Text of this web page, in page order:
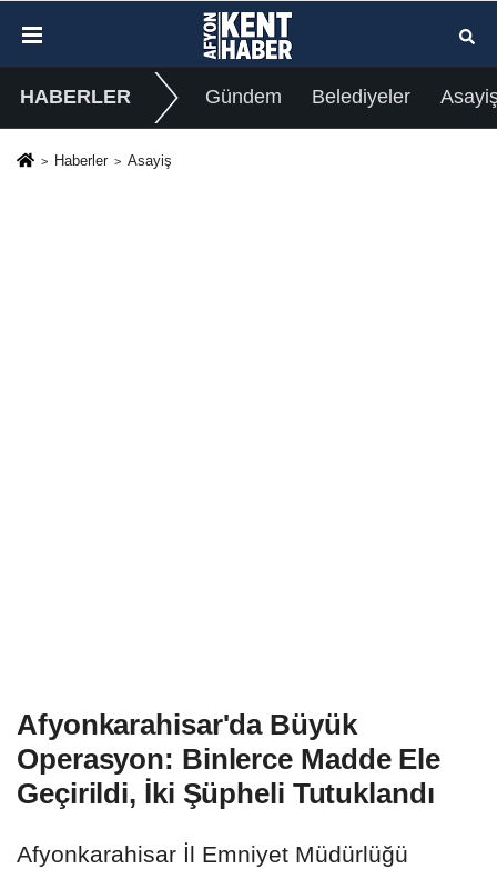
HABERLER Gündem Belediyeler
Haberler Asayiş
Afyonkarahisar'da Büyük
Operasyon: Binlerce Madde Ele
Geçirildi, İki Şüpheli Tutuklandı
Afyonkarahisar İl Emniyet Müdürlüğü